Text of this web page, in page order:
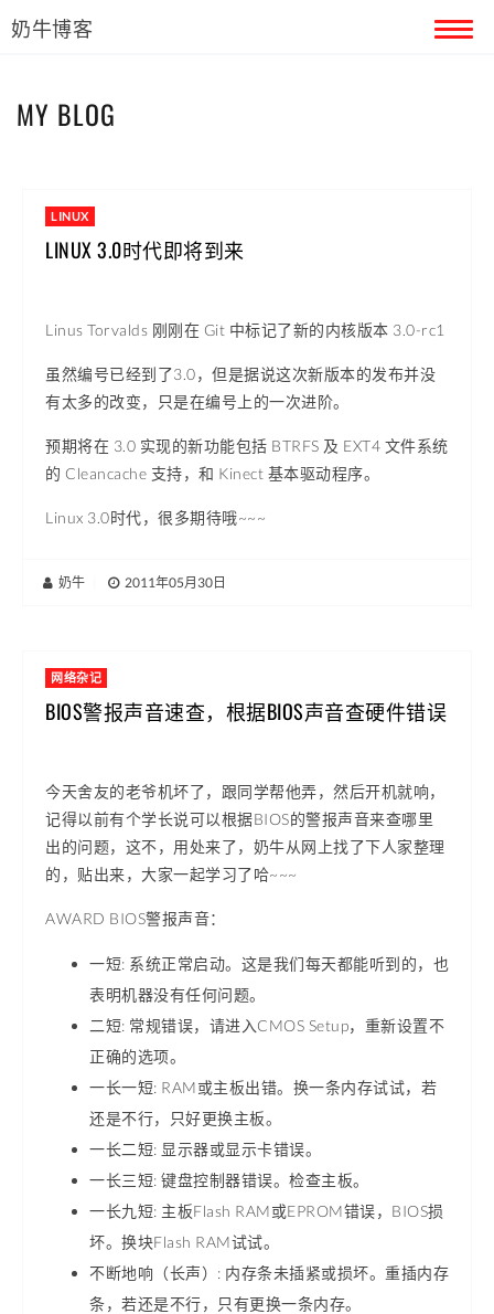
奶牛博客
MY BLOG
LINUX
LINUX 3.0时代即将到来
Linus Torvalds 刚刚在 Git 中标记了新的内核版本 3.0-rc1
虽然编号已经到了3.0，但是据说这次新版本的发布并没
有太多的改变，只是在编号上的一次进阶。
预期将在 3.0 实现的新功能包括 BTRFS 及 EXT4 文件系统
的 Cleancache 支持，和 Kinect 基本驱动程序。
Linux 3.0时代，很多期待哦~~~
奶牛 2011年05月30日
网络杂记
BIOS警报声音速查，根据BIOS声音查硬件错误
今天舍友的老爷机坏了，跟同学帮他弄，然后开机就响，
记得以前有个学长说可以根据BIOS的警报声音来查哪里
出的问题，这不，用处来了，奶牛从网上找了下人家整理
的，贴出来，大家一起学习了哈~~~
AWARD BIOS警报声音：
一短: 系统正常启动。这是我们每天都能听到的，也
表明机器没有任何问题。
二短: 常规错误，请进入CMOS Setup，重新设置不
正确的选项。
一长一短: RAM或主板出错。换一条内存试试，若
还是不行，只好更换主板。
一长二短: 显示器或显示卡错误。
一长三短: 键盘控制器错误。检查主板。
一长九短: 主板Flash RAM或EPROM错误，BIOS损
坏。换块Flash RAM试试。
不断地响（长声）: 内存条未插紧或损坏。重插内存
条，若还是不行，只有更换一条内存。